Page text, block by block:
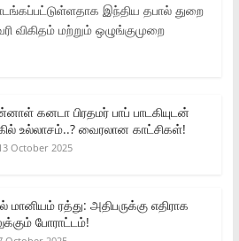
இந்திய தபால் துறை
விகிதம் மற்றும் ஒழுங்குமுறை
கனடா பிரதமர் பாப் பாடகியுடன்
உல்லாசம்..? வைரலான காட்சிகள்!
October 2025
மானியம் ரத்து: அதிபருக்கு எதிராக
போராட்டம்!